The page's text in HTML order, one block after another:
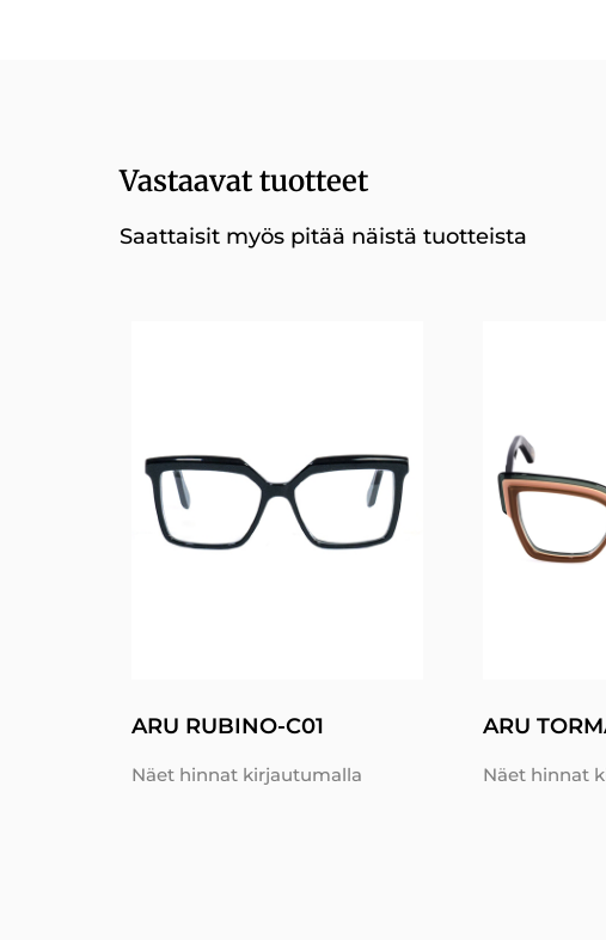
Vastaavat tuotteet
Saattaisit myös pitää näistä tuotteista
ARU RUBINO-C01
Näet hinnat kirjautumalla
ARU
Näet hinnat